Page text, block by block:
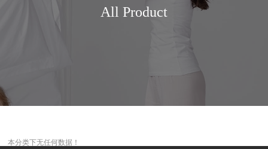
All Product
本分类下无任何数据！